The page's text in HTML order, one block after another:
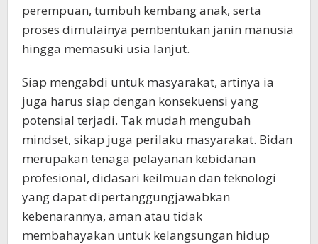
perempuan, tumbuh kembang anak, serta
proses dimulainya pembentukan janin manusia
hingga memasuki usia lanjut.
Siap mengabdi untuk masyarakat, artinya ia
juga harus siap dengan konsekuensi yang
potensial terjadi. Tak mudah mengubah
mindset, sikap juga perilaku masyarakat. Bidan
merupakan tenaga pelayanan kebidanan
profesional, didasari keilmuan dan teknologi
yang dapat dipertanggungjawabkan
kebenarannya, aman atau tidak
membahayakan untuk kelangsungan hidup